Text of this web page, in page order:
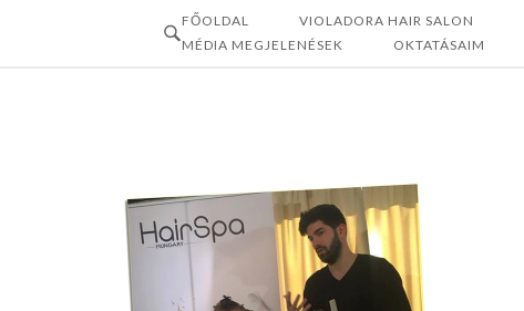
FŐOLDAL VIOLADORA HAIR SALON
MÉDIA MEGJELENÉSEK
OKTATÁSAIM